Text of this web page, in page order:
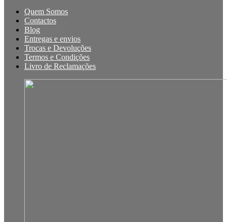
Quem Somos
Contactos
Blog
Entregas e envios
Trocas e Devoluções
Termos e Condições
Livro de Reclamações